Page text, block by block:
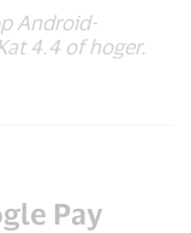
Android-
4.4 of hoger.
Pay